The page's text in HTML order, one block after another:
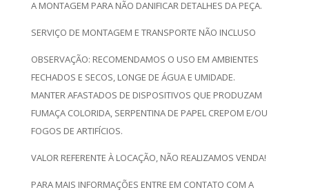
A MONTAGEM PARA NÃO DANIFICAR DETALHES DA PEÇA.
SERVIÇO DE MONTAGEM E TRANSPORTE NÃO INCLUSO
OBSERVAÇÃO: RECOMENDAMOS O USO EM AMBIENTES
FECHADOS E SECOS, LONGE DE ÁGUA E UMIDADE.
MANTER AFASTADOS DE DISPOSITIVOS QUE PRODUZAM
FUMAÇA COLORIDA, SERPENTINA DE PAPEL CREPOM E/OU
FOGOS DE ARTIFÍCIOS.
VALOR REFERENTE À LOCAÇÃO, NÃO REALIZAMOS VENDA!
PARA MAIS INFORMAÇÕES ENTRE EM CONTATO COM A